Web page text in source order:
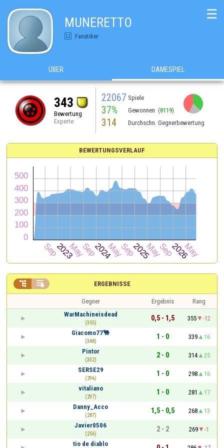
MUNERETTO
Fanatiker
☰
ÜBER DAMESPIEL
343
Bewertung
Experte
22067 Spiele
37% Gewonnen (8119)
314 Durchschn. Gegnerbewertung
BEWERTUNGSVERLAUF
ERGEBNISSE
 
Gegner Ergebnis
Rang
WarMachineisdead
(355)
0,5 - 1,5 355
-12
Giacomo77🐫
(348)
1 - 0 339
16
Pintor
(332)
2 - 0 314
25
SERSE29
(296)
1 - 0 298
16
vitaliano
(297)
1 - 0 281
17
Danny_Acco
(287)
1,5 - 0,5 268
13
Javier0506
(256)
2 - 2 269
-1
tio de diablo